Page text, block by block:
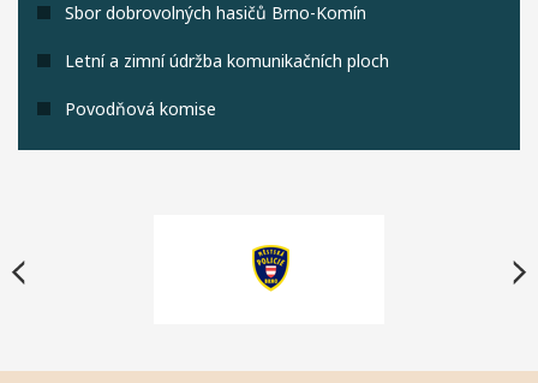
Sbor dobrovolných hasičů Brno-Komín
Letní a zimní údržba komunikačních ploch
Povodňová komise